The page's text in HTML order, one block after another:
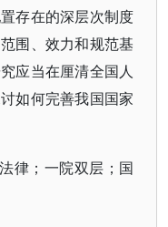
存在的深层次制度
围、效力和规范基
应当在厘清全国人
如何完善我国国家
律；一院双层；国